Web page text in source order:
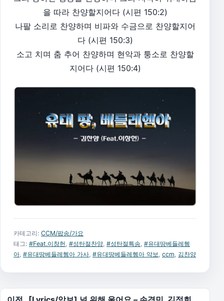
을 따라 찬양할지어다 (시편 150:2)
나팔 소리로 찬양하며 비파와 수금으로 찬양할지어
다 (시편 150:3)
소고 치며 춤 추어 찬양하며 현악과 퉁소로 찬양할
지어다 (시편 150:4)
카테고리: CCM/팝송/가요
태그: #Feat.이창헌 #성탄절찬양 #성탄절특송 #유대땅베들레헴
아 #유대땅베들레헴아 가사 #유대땅베들레헴아 악보 ccm 김찬양
글 탐색